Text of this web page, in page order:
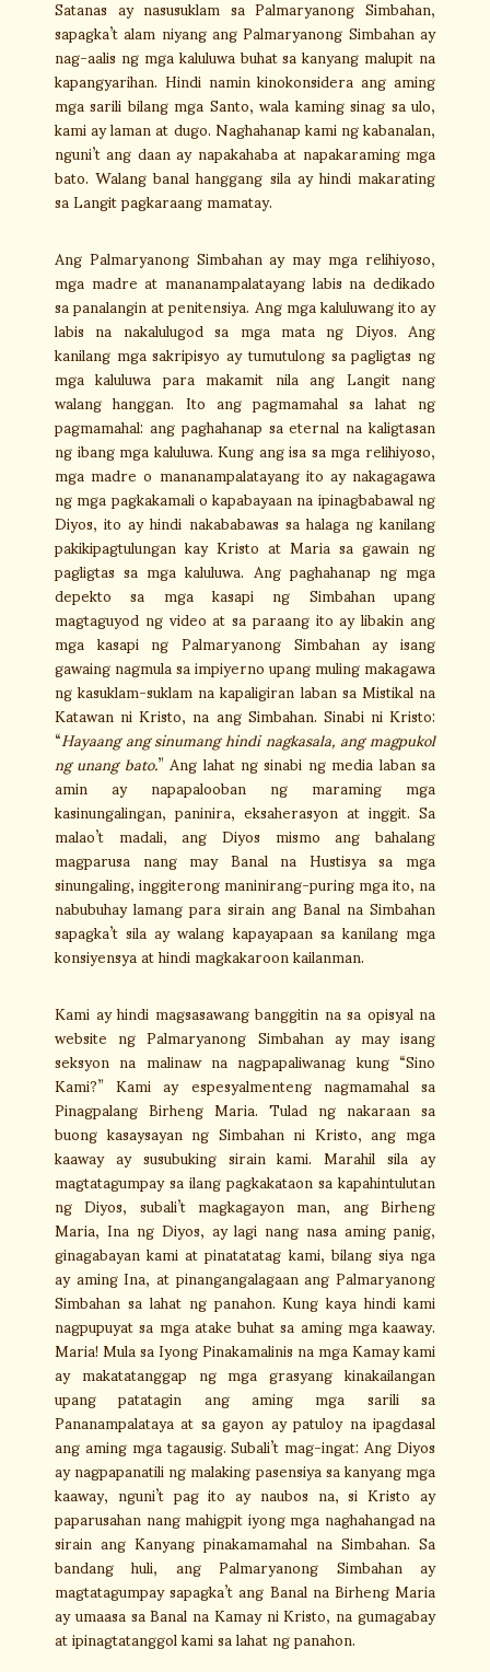
sapagka’t alam niyang ang Palmaryanong Simbahan ay
nag-aalis ng mga kaluluwa buhat sa kanyang malupit na
kapangyarihan. Hindi namin kinokonsidera ang aming
mga sarili bilang mga Santo, wala kaming sinag sa ulo,
kami ay laman at dugo. Naghahanap kami ng kabanalan,
nguni’t ang daan ay napakahaba at napakaraming mga
bato. Walang banal hanggang sila ay hindi makarating
sa Langit pagkaraang mamatay.
Ang Palmaryanong Simbahan ay may mga relihiyoso,
mga madre at mananampalatayang labis na dedikado
sa panalangin at penitensiya. Ang mga kaluluwang ito ay
labis na nakalulugod sa mga mata ng Diyos. Ang
kanilang mga sakripisyo ay tumutulong sa pagligtas ng
mga kaluluwa para makamit nila ang Langit nang
walang hanggan. Ito ang pagmamahal sa lahat ng
pagmamahal: ang paghahanap sa eternal na kaligtasan
ng ibang mga kaluluwa. Kung ang isa sa mga relihiyoso,
mga madre o mananampalatayang ito ay nakagagawa
ng mga pagkakamali o kapabayaan na ipinagbabawal ng
Diyos, ito ay hindi nakababawas sa halaga ng kanilang
pakikipagtulungan kay Kristo at Maria sa gawain ng
pagligtas sa mga kaluluwa. Ang paghahanap ng mga
depekto sa mga kasapi ng Simbahan upang
magtaguyod ng video at sa paraang ito ay libakin ang
mga kasapi ng Palmaryanong Simbahan ay isang
gawaing nagmula sa impiyerno upang muling makagawa
ng kasuklam-suklam na kapaligiran laban sa Mistikal na
Katawan ni Kristo, na ang Simbahan. Sinabi ni Kristo:
“Hayaang ang sinumang hindi nagkasala, ang magpukol
ng unang bato.” Ang lahat ng sinabi ng media laban sa
amin ay napapalooban ng maraming mga
kasinungalingan, paninira, eksaherasyon at inggit. Sa
malao’t madali, ang Diyos mismo ang bahalang
magparusa nang may Banal na Hustisya sa mga
sinungaling, inggiterong maninirang-puring mga ito, na
nabubuhay lamang para sirain ang Banal na Simbahan
sapagka’t sila ay walang kapayapaan sa kanilang mga
konsiyensya at hindi magkakaroon kailanman.
Kami ay hindi magsasawang banggitin na sa opisyal na
website ng Palmaryanong Simbahan ay may isang
seksyon na malinaw na nagpapaliwanag kung “Sino
Kami?” Kami ay espesyalmenteng nagmamahal sa
Pinagpalang Birheng Maria. Tulad ng nakaraan sa
buong kasaysayan ng Simbahan ni Kristo, ang mga
kaaway ay susubuking sirain kami. Marahil sila ay
magtatagumpay sa ilang pagkakataon sa kapahintulutan
ng Diyos, subali’t magkagayon man, ang Birheng
Maria, Ina ng Diyos, ay lagi nang nasa aming panig,
ginagabayan kami at pinatatatag kami, bilang siya nga
ay aming Ina, at pinangangalagaan ang Palmaryanong
Simbahan sa lahat ng panahon. Kung kaya hindi kami
nagpupuyat sa mga atake buhat sa aming mga kaaway.
Maria! Mula sa Iyong Pinakamalinis na mga Kamay kami
ay makatatanggap ng mga grasyang kinakailangan
upang patatagin ang aming mga sarili sa
Pananampalataya at sa gayon ay patuloy na ipagdasal
ang aming mga tagausig. Subali’t mag-ingat: Ang Diyos
ay nagpapanatili ng malaking pasensiya sa kanyang mga
kaaway, nguni’t pag ito ay naubos na, si Kristo ay
paparusahan nang mahigpit iyong mga naghahangad na
sirain ang Kanyang pinakamamahal na Simbahan. Sa
bandang huli, ang Palmaryanong Simbahan ay
magtatagumpay sapagka’t ang Banal na Birheng Maria
ay umaasa sa Banal na Kamay ni Kristo, na gumagabay
at ipinagtatanggol kami sa lahat ng panahon.